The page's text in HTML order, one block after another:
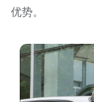
优势。